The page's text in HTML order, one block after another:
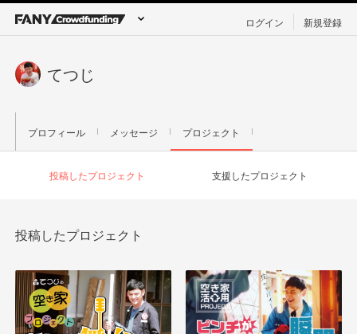
ログイン 新規登録
てつじ
プロフィール メッセージ プロジェクト
投稿したプロジェクト 支援したプロジェクト
投稿したプロジェクト